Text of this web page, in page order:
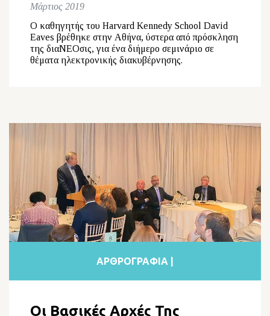
Μάρτιος 2019
Ο καθηγητής του Harvard Kennedy School David
Eaves βρέθηκε στην Αθήνα, ύστερα από πρόσκληση
της διαΝΕΟσις, για ένα διήμερο σεμινάριο σε
θέματα ηλεκτρονικής διακυβέρνησης.
ΑΡΘΡΟΓΡΑΦΙΑ |
Οι Βασικές Αρχές Της